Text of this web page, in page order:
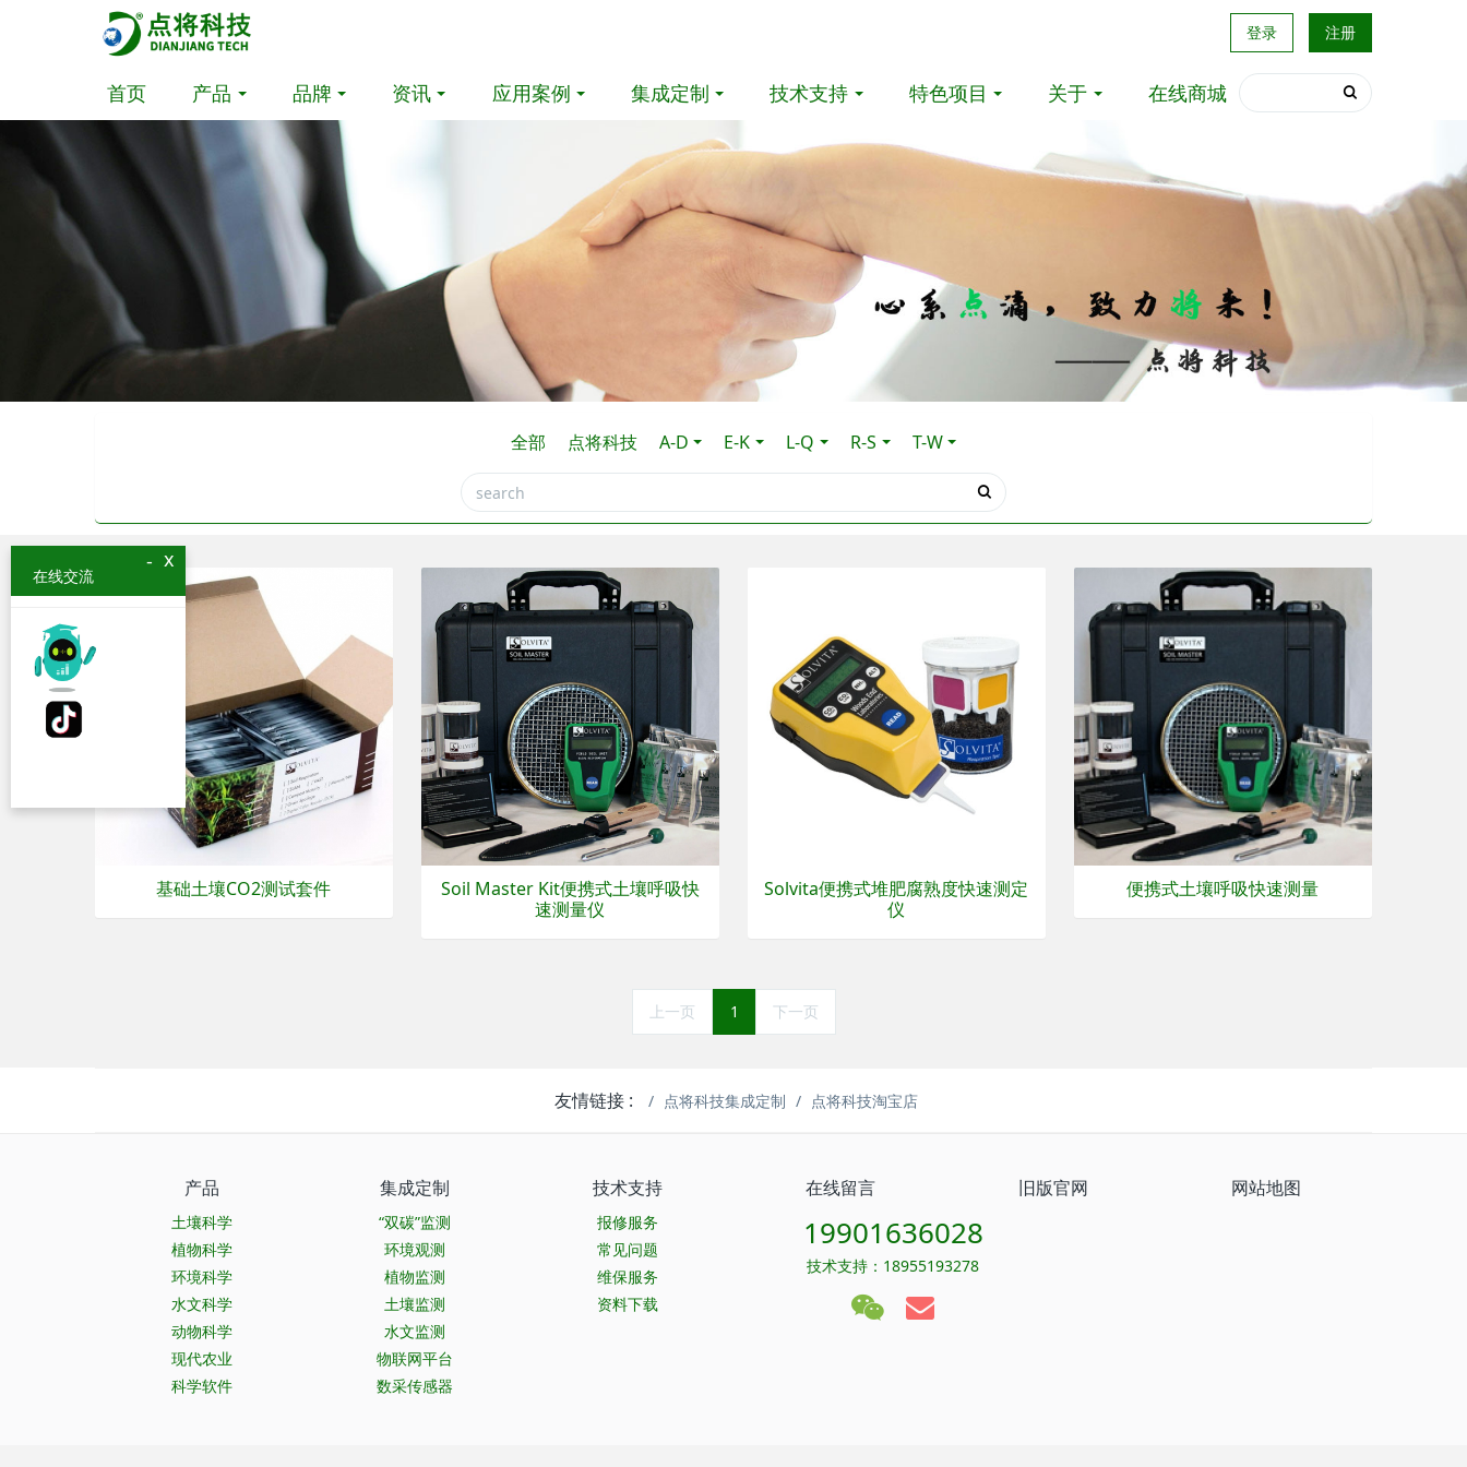
登录 注册
首页 产品 品牌 资讯 应用案例 集成定制 技术支持 特色项目 关于 在线商城
全部 点将科技 A-D E-K L-Q R-S T-W
基础土壤CO2测试套件
Soil Master Kit便携式土壤呼吸快
速测量仪
Solvita便携式堆肥腐熟度快速测定
仪
便携式土壤呼吸快速测量
上一页 1 下一页
友情链接 : 点将科技集成定制 点将科技淘宝店
产品
土壤科学
植物科学
环境科学
水文科学
动物科学
现代农业
科学软件
集成定制
“双碳”监测
环境观测
植物监测
土壤监测
水文监测
物联网平台
数采传感器
技术支持
报修服务
常见问题
维保服务
资料下载
在线留言 旧版官网 网站地图
19901636028
技术支持：18955193278
x
-
在线交流